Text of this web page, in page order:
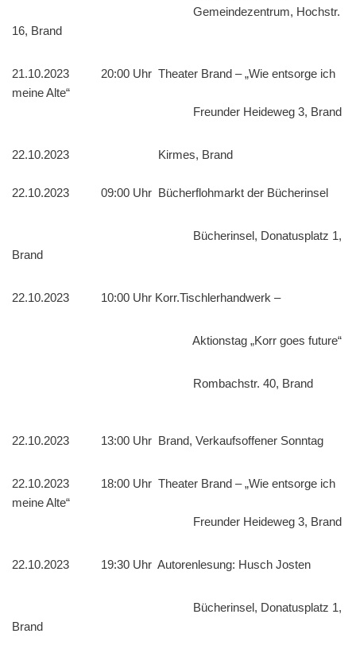
Gemeindezentrum, Hochstr.
16, Brand
21.10.2023 20:00 Uhr Theater Brand – „Wie entsorge ich
meine Alte“
Freunder Heideweg 3, Brand
22.10.2023 Kirmes, Brand
22.10.2023 09:00 Uhr Bücherflohmarkt der Bücherinsel
Bücherinsel, Donatusplatz 1,
Brand
22.10.2023 10:00 Uhr Korr.Tischlerhandwerk –
Aktionstag „Korr goes future“
Rombachstr. 40, Brand
22.10.2023 13:00 Uhr Brand, Verkaufsoffener Sonntag
22.10.2023 18:00 Uhr Theater Brand – „Wie entsorge ich
meine Alte“
Freunder Heideweg 3, Brand
22.10.2023 19:30 Uhr Autorenlesung: Husch Josten
Bücherinsel, Donatusplatz 1,
Brand